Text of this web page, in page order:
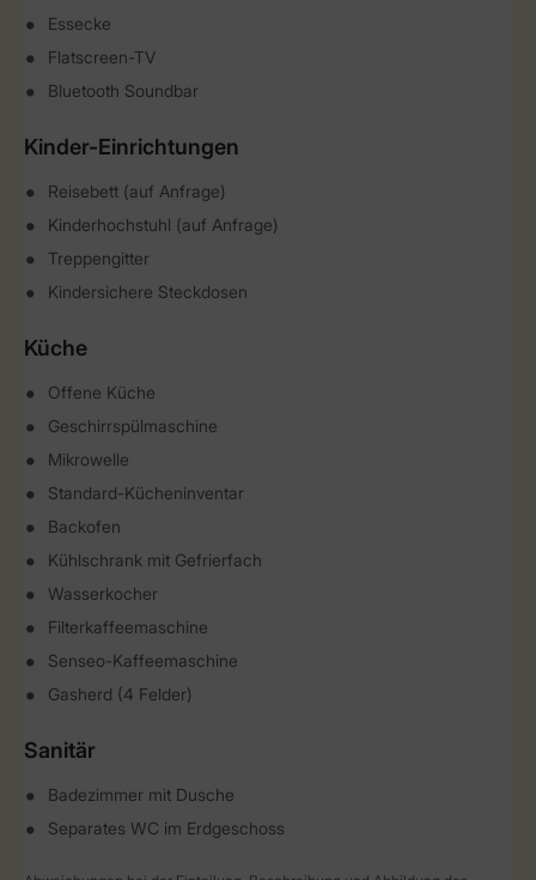
Essecke
Flatscreen-TV
Bluetooth Soundbar
Kinder-Einrichtungen
Reisebett (auf Anfrage)
Kinderhochstuhl (auf Anfrage)
Treppengitter
Kindersichere Steckdosen
Küche
Offene Küche
Geschirrspülmaschine
Mikrowelle
Standard-Kücheninventar
Backofen
Kühlschrank mit Gefrierfach
Wasserkocher
Filterkaffeemaschine
Senseo-Kaffeemaschine
Gasherd (4 Felder)
Sanitär
Badezimmer mit Dusche
Separates WC im Erdgeschoss